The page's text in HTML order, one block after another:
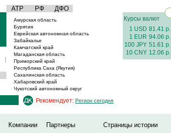
АТР РФ ДФО
|
Амурская область
Бурятия
Еврейская автономная область
Забайкалье
Камчатский край
Магаданская область
Приморский край
Республика Саха (Якутия)
Сахалинская область
Хабаровский край
Чукотский автономный округ
Курсы валют
1 USD 81.41 р.
1 EUR 94.06 р.
100 JPY 51.61 р.
10 CNY 12.06 р.
Рекомендует: Регион сегодня
Компании Партнеры
Страницы истории